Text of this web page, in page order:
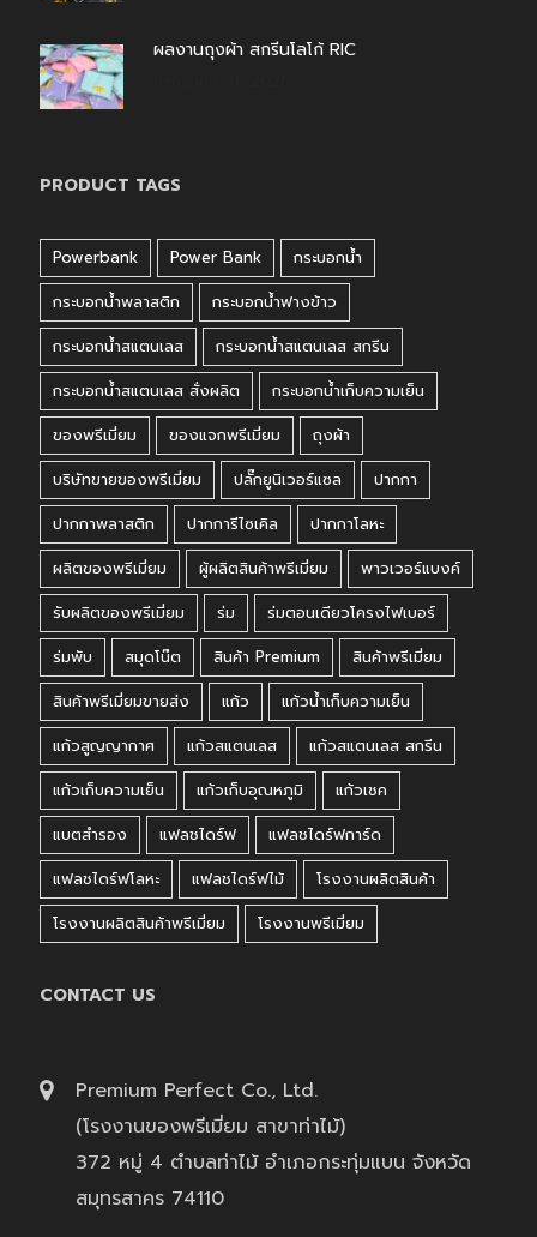
ผลงานถุงผ้า สกรีนโลโก้ RIC
PRODUCT TAGS
Powerbank Power Bank
กระบอกน้ำ
กระบอกน้ำพลาสติก
กระบอกน้ำฟางข้าว
กระบอกน้ำสแตนเลส
กระบอกน้ำสแตนเลส สกรีน
กระบอกน้ำสแตนเลส สั่งผลิต
กระบอกน้ำเก็บความเย็น
ของพรีเมี่ยม
ของแจกพรีเมี่ยม
ถุงผ้า
บริษัทขายของพรีเมี่ยม
ปลั๊กยูนิเวอร์แซล
ปากกา
ปากกาพลาสติก
ปากการีไซเคิล
ปากกาโลหะ
ผลิตของพรีเมี่ยม
ผู้ผลิตสินค้าพรีเมี่ยม
พาวเวอร์แบงค์
รับผลิตของพรีเมี่ยม
ร่ม
ร่มตอนเดียวโครงไฟเบอร์
ร่มพับ
สมุดโน๊ต สินค้า Premium
สินค้าพรีเมี่ยม
สินค้าพรีเมี่ยมขายส่ง
แก้ว
แก้วน้ำเก็บความเย็น
แก้วสูญญากาศ
แก้วสแตนเลส
แก้วสแตนเลส สกรีน
แก้วเก็บความเย็น
แก้วเก็บอุณหภูมิ
แก้วเชค
แบตสำรอง
แฟลชไดร์ฟ
แฟลชไดร์ฟการ์ด
แฟลชไดร์ฟโลหะ
แฟลชไดร์ฟไม้
โรงงานผลิตสินค้า
โรงงานผลิตสินค้าพรีเมี่ยม
โรงงานพรีเมี่ยม
CONTACT US
Premium Perfect Co., Ltd.
(โรงงานของพรีเมี่ยม สาขาท่าไม้)
372 หมู่ 4 ตำบลท่าไม้ อำเภอกระทุ่มแบน จังหวัด
สมุทรสาคร 74110